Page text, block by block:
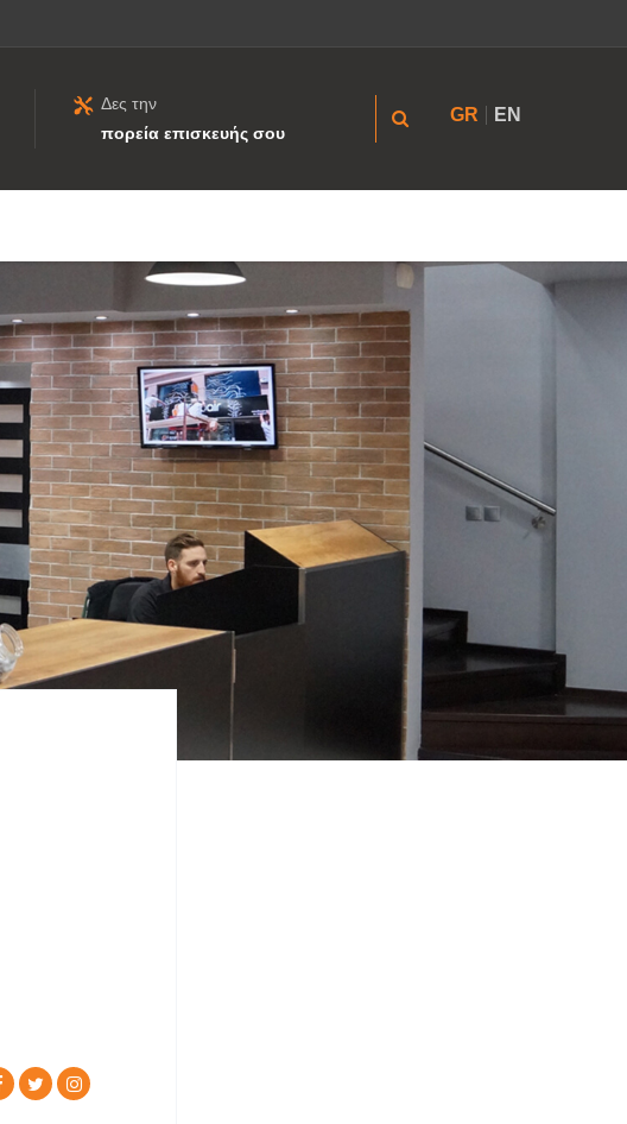
Δες την
πορεία επισκευής σου
GR EN